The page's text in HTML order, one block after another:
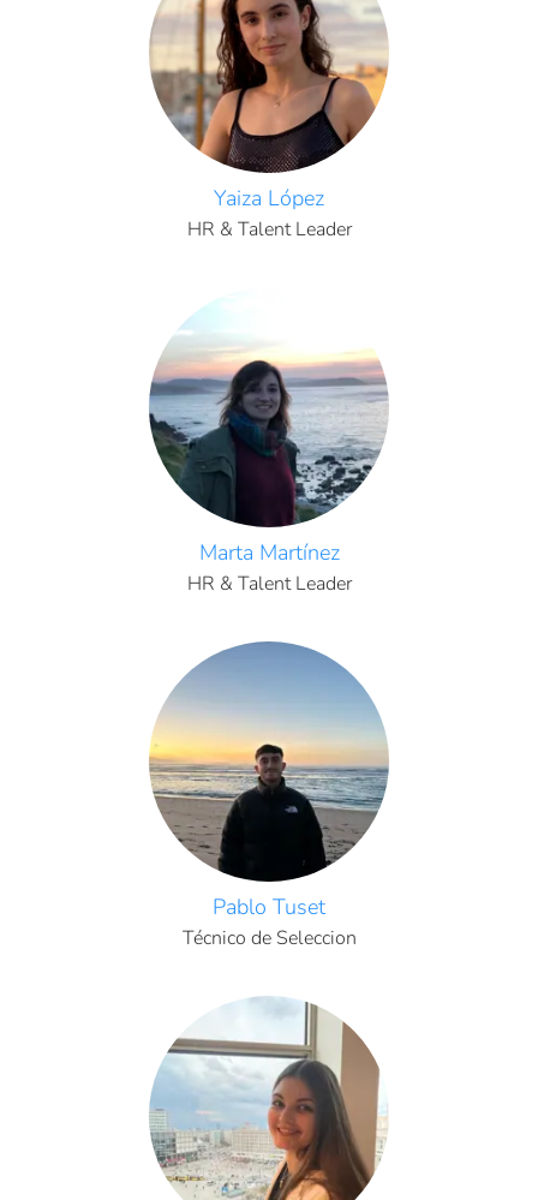
Yaiza López
HR & Talent Leader
Marta Martínez
HR & Talent Leader
Pablo Tuset
Técnico de Seleccion